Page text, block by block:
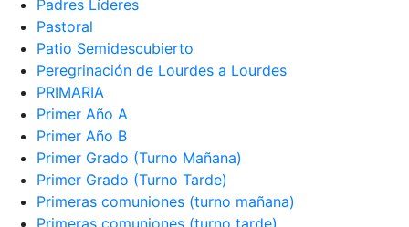
Padres Líderes
Pastoral
Patio Semidescubierto
Peregrinación de Lourdes a Lourdes
PRIMARIA
Primer Año A
Primer Año B
Primer Grado (Turno Mañana)
Primer Grado (Turno Tarde)
Primeras comuniones (turno mañana)
Primeras comuniones (turno tarde)